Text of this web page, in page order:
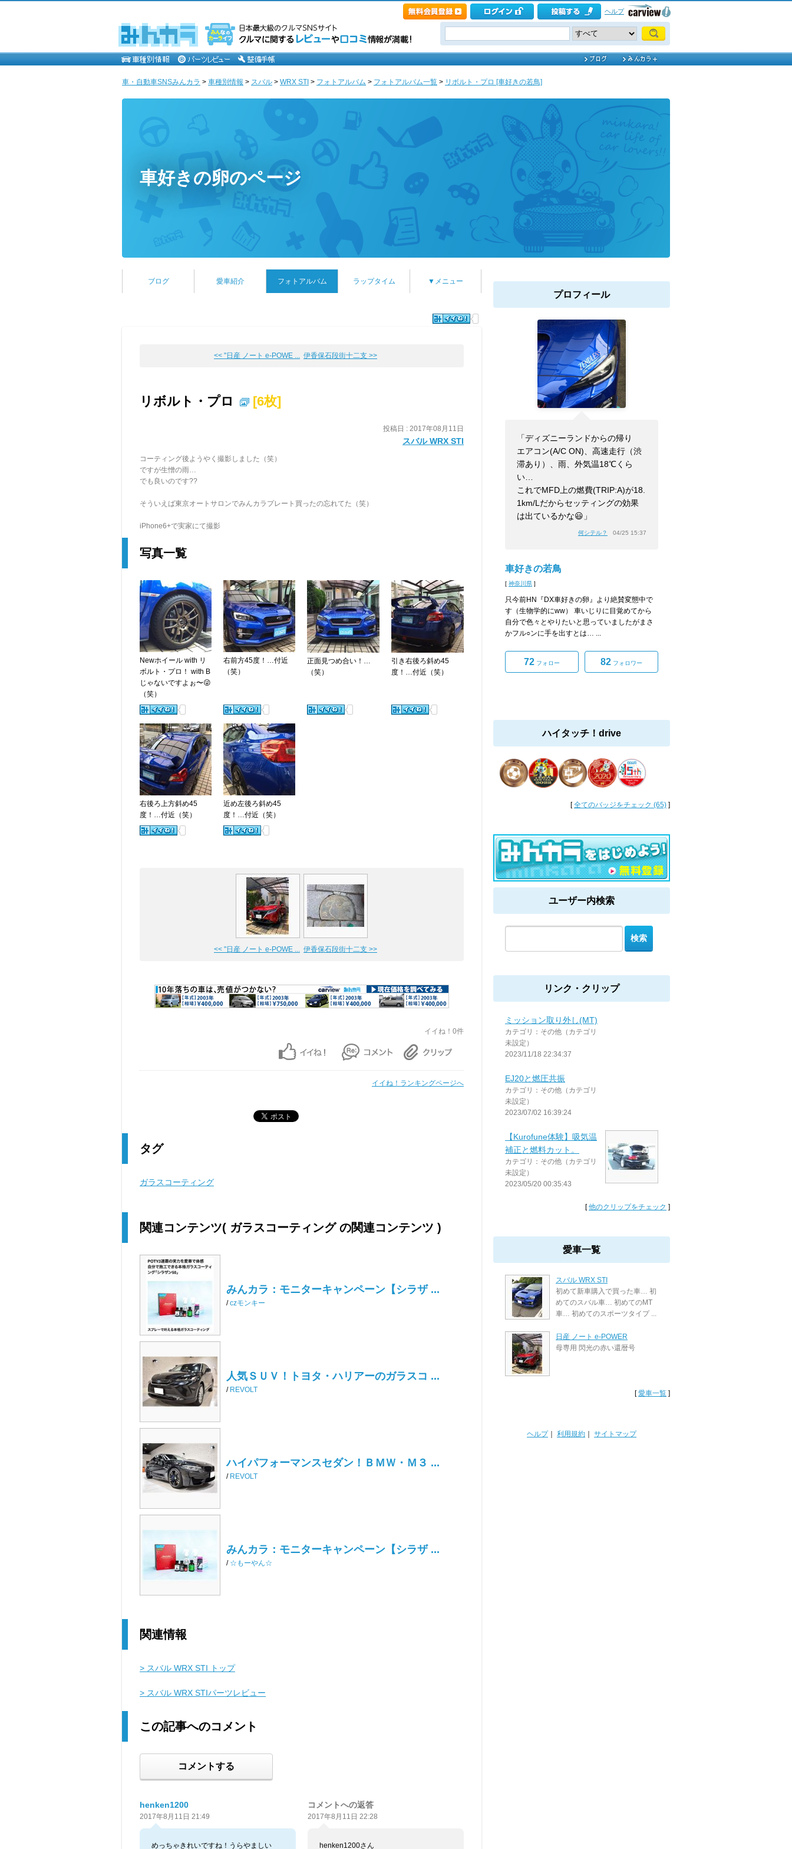
ヘルプ
車・自動車SNSみんカラ > 車種別情報 > スバル > WRX STI > フォトアルバム > フォトアルバム一覧 > リボルト・プロ [車好きの若鳥]
車好きの卵のページ
ブログ 愛車紹介 フォトアルバム ラップタイム ▼メニュー
<< "日産 ノート e-POWE ... 伊香保石段街十二支 >>
リボルト・プロ [6枚]
投稿日 : 2017年08月11日
スバル WRX STI
コーティング後ようやく撮影しました（笑）
ですが生憎の雨…
でも良いのです??
そういえば東京オートサロンでみんカラプレート買ったの忘れてた（笑）
iPhone6+で実家にて撮影
写真一覧
Newホイール with リ
ボルト・プロ！ with B
じゃないですよぉ〜😜
（笑）
右前方45度！…付近
（笑）
正面見つめ合い！…
（笑）
引き右後ろ斜め45
度！…付近（笑）
右後ろ上方斜め45
度！…付近（笑）
近め左後ろ斜め45
度！…付近（笑）
<< "日産 ノート e-POWE ... 伊香保石段街十二支 >>
イイね！0件
イイね！ランキングページへ
タグ
ガラスコーティング
関連コンテンツ( ガラスコーティング の関連コンテンツ )
みんカラ：モニターキャンペーン【シラザ ...
/czモンキー
人気ＳＵＶ！トヨタ・ハリアーのガラスコ ...
/ REVOLT
ハイパフォーマンスセダン！ＢＭＷ・Ｍ３ ...
/ REVOLT
みんカラ：モニターキャンペーン【シラザ ...
/ ☆もーやん☆
関連情報
> スバル WRX STI トップ
> スバル WRX STIパーツレビュー
この記事へのコメント
コメントする
henken1200
2017年8月11日 21:49
めっちゃきれいですね！うらやましい
コメントへの返答
2017年8月11日 22:28
henken1200さん
プロフィール
「ディズニーランドからの帰り
エアコン(A/C ON)、高速走行（渋
滞あり）、雨、外気温18℃くら
い…
これでMFD上の燃費(TRIP:A)が18.
1km/Lだからセッティングの効果
は出ているかな😃」
何シテル？ 04/25 15:37
車好きの若鳥
[ 神奈川県 ]
只今前HN『DX車好きの卵』より絶賛変態中で
す（生物学的にww） 車いじりに目覚めてから
自分で色々とやりたいと思っていましたがまさ
かフル○ンに手を出すとは… ...
72 フォロー 82 フォロワー
ハイタッチ！drive
[全てのバッジをチェック (65) ]
ユーザー内検索
リンク・クリップ
ミッション取り外し(MT)
カテゴリ：その他（カテゴリ
未設定）
2023/11/18 22:34:37
EJ20と燃圧共振
カテゴリ：その他（カテゴリ
未設定）
2023/07/02 16:39:24
【Kurofune体験】吸気温
補正と燃料カット。
カテゴリ：その他（カテゴリ
未設定）
2023/05/20 00:35:43
[他のクリップをチェック ]
愛車一覧
スバル WRX STI
初めて新車購入で買った車… 初
めてのスバル車… 初めてのMT
車… 初めてのスポーツタイプ ...
日産 ノート e-POWER
母専用 閃光の赤い還暦号
[愛車一覧 ]
ヘルプ｜ 利用規約 サイトマップ